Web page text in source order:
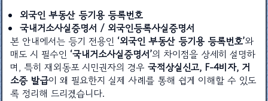
외국인 부동산 등기용 등록번호
국내거소사실증명서 / 외국인등록사실증명서
본 안내에서는 등기 전용인 ‘외국인 부동산 등기용 등록번호’와
매도 시 필수인 ‘국내거소사실증명서’의 차이점을 상세히 설명하
며, 특히 재외동포 시민권자의 경우국적상실신고, F-4비자, 거
소증 발급이 왜 필요한지 실제 사례를 통해 쉽게 이해할 수 있도
록 정리해 드리겠습니다.